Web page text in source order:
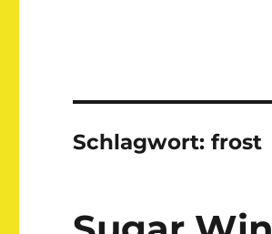
Schlagwort:frost